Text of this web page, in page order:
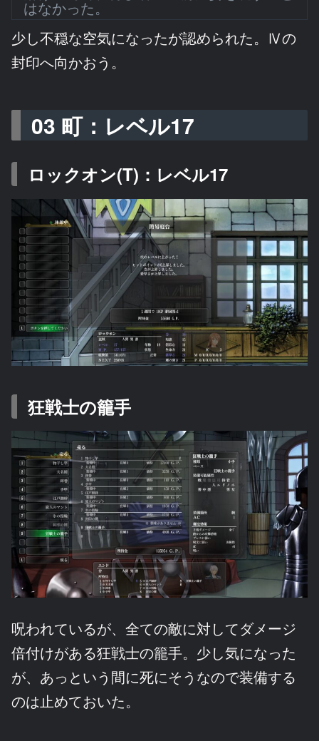
はなかった。
少し不穏な空気になったが認められた。Ⅳの
封印へ向かおう。
03 町：レベル17
ロックオン(T)：レベル17
狂戦士の籠手
呪われているが、全ての敵に対してダメージ
倍付けがある狂戦士の籠手。少し気になった
が、あっという間に死にそうなので装備する
のは止めておいた。